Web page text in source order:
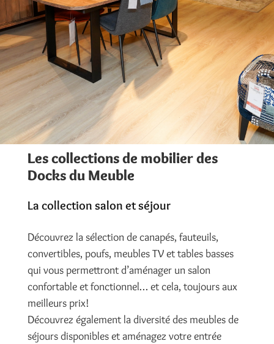
Les collections de mobilier des
Docks du Meuble
La collection salon et séjour
Découvrez la sélection de canapés, fauteuils,
convertibles, poufs, meubles TV et tables basses
qui vous permettront d’aménager un salon
confortable et fonctionnel… et cela, toujours aux
meilleurs prix!
Découvrez également la diversité des meubles de
séjours disponibles et aménagez votre entrée